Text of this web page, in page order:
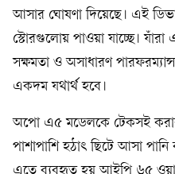
আসার ঘোষণা দিয়েছে। এই
স্টোরগুলোয় পাওয়া যাচ্ছে। যাঁরা
সক্ষমতা ও অসাধারণ
একদম যথার্থ হবে।
অপো এ৫ মডেলকে টেকসই
পাশাপাশি হঠাৎ ছিটে আসা
এতে ব্যবহৃত হয় আইপি ৬৫